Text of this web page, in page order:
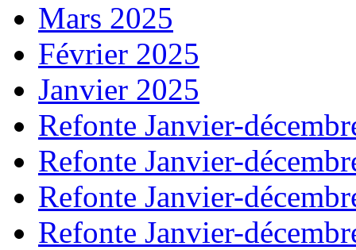
Mars 2025
Février 2025
Janvier 2025
Refonte Janvier-
Refonte Janvier-
Refonte Janvier-
Refonte Janvier-